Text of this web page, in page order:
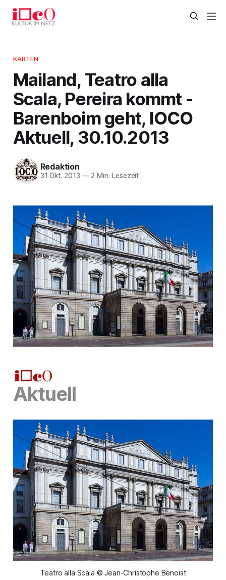
KARTEN
Mailand, Teatro alla
Scala, Pereira kommt -
Barenboim geht, IOCO
Aktuell, 30.10.2013
Redaktion
31 Okt. 2013 —2 Min. Lesezeit
Aktuell
Teatro alla Scala © Jean-Christophe Benoist